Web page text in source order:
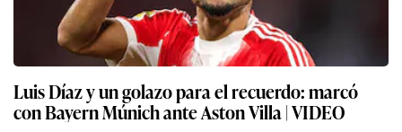
Luis Díaz y un golazo para el recuerdo: marcó
con Bayern Múnich ante Aston Villa | VIDEO